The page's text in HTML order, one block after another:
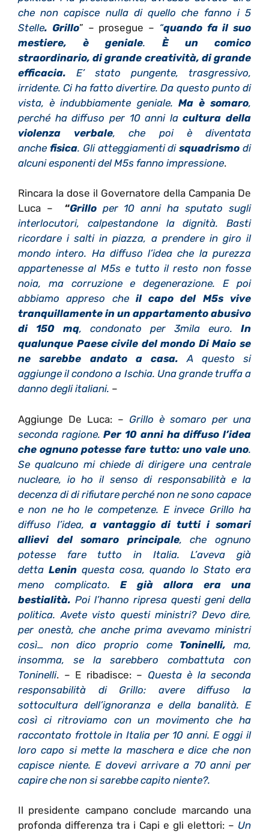
che non capisce nulla di quello che fanno i 5
Stelle. Grillo” – prosegue – “quando fa il suo
mestiere, è geniale. È un comico
straordinario, di grande creatività, di grande
efficacia. E’ stato pungente, trasgressivo,
irridente. Ci ha fatto divertire. Da questo punto di
vista, è indubbiamente geniale. Ma è somaro,
perché ha diffuso per 10 anni lacultura della
violenza verbale, che poi è diventata
anche fisica. Gli atteggiamenti disquadrismo di
alcuni esponenti del M5s fanno impressione.
Rincara la dose il Governatore della Campania De
Luca – “Grilloper 10 anni ha sputato sugli
interlocutori, calpestandone la dignità. Basti
ricordare i salti in piazza, a prendere in giro il
mondo intero. Ha diffuso l’idea che la purezza
appartenesse al M5s e tutto il resto non fosse
noia, ma corruzione e degenerazione. E poi
abbiamo appreso cheil capo del M5s vive
tranquillamente in un appartamento abusivo
di 150 mq, condonato per 3mila euro. In
qualunque Paese civile del mondo Di Maio se
ne sarebbe andato a casa. A questo si
aggiunge il condono a Ischia. Una grande truffa a
danno degli italiani. –
Aggiunge De Luca: – Grillo è somaro per una
seconda ragione.Per 10 anni ha diffuso l’idea
che ognuno potesse fare tutto: uno vale uno.
Se qualcuno mi chiede di dirigere una centrale
nucleare, io ho il senso di responsabilità e la
decenza di di rifiutare perché non ne sono capace
e non ne ho le competenze. E invece Grillo ha
diffuso l’idea, a vantaggio di tutti i somari
allievi del somaro principale, che ognuno
potesse fare tutto in Italia. L’aveva già
detta Lenin questa cosa, quando lo Stato era
meno complicato. E già allora era una
bestialità. Poi l’hanno ripresa questi geni della
politica. Avete visto questi ministri? Devo dire,
per onestà, che anche prima avevamo ministri
così… non dico proprio come Toninelli, ma,
insomma, se la sarebbero combattuta con
Toninelli. – E ribadisce: – Questa è la seconda
responsabilità di Grillo: avere diffuso la
sottocultura dell’ignoranza e della banalità. E
così ci ritroviamo con un movimento che ha
raccontato frottole in Italia per 10 anni. E oggi il
loro capo si mette la maschera e dice che non
capisce niente. E dovevi arrivare a 70 anni per
capire che non si sarebbe capito niente?.
Il presidente campano conclude marcando una
profonda differenza tra i Capi e gli elettori: – Un